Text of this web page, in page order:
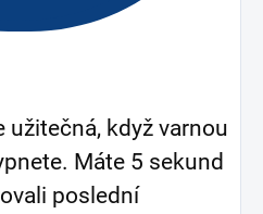
užitečná, když varnou
Máte 5 sekund
poslední